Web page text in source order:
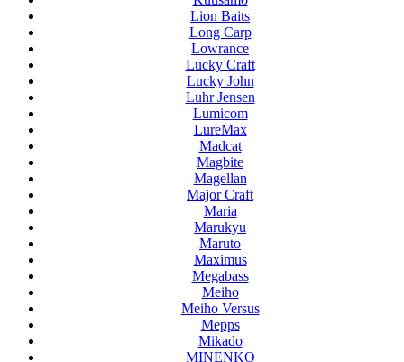
Lion Baits
Long Carp
Lowrance
Lucky Craft
Lucky John
Luhr Jensen
Lumicom
LureMax
Madcat
Magbite
Magellan
Major Craft
Maria
Marukyu
Maruto
Maximus
Megabass
Meiho
Meiho Versus
Mepps
Mikado
MINENKO